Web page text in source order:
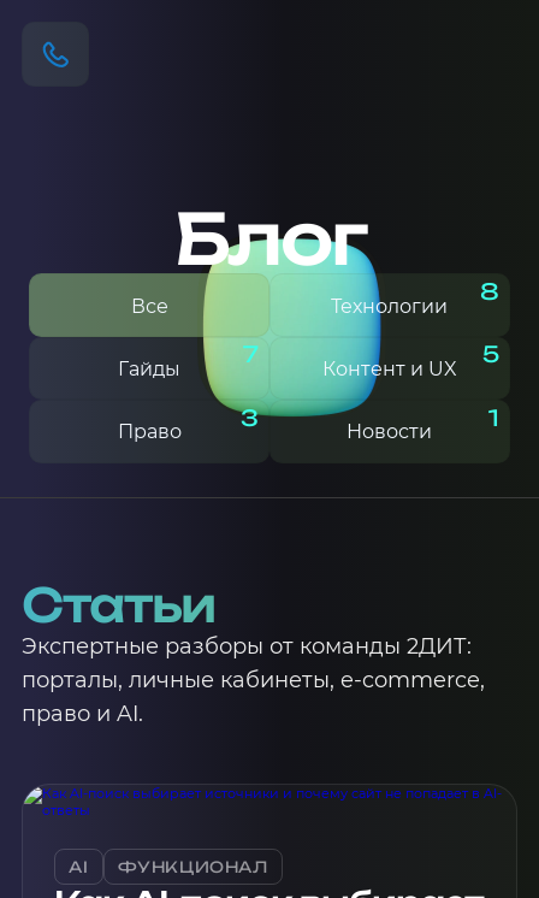
Блог
Все Технологии 8
Гайды 7 Контент и UX 5
Право 3 Новости 1
Статьи
Экспертные разборы от команды 2ДИТ:
порталы, личные кабинеты, e-commerce,
право и AI.
AI ФУНКЦИОНАЛ